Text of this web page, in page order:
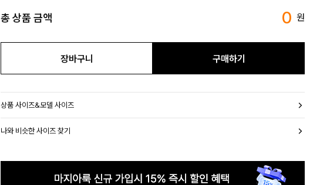
총 상품 금액 0 원
장바구니 구매하기
상품 사이즈&모델 사이즈
나와 비슷한 사이즈 찾기